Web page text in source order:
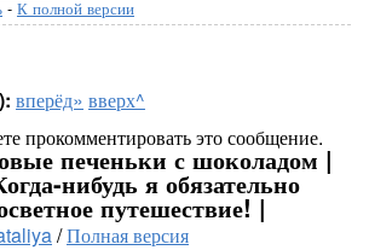
- К полной версии
вперёд» вверх^
прокомментировать это сообщение.
печеньки с шоколадом |
нибудь я обязательно
путешествие! |
/Полная версия